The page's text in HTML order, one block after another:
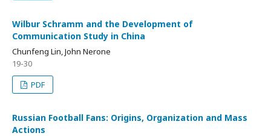
Wilbur Schramm and the Development of
Communication Study in China
Chunfeng Lin, John Nerone
19-30
PDF
Russian Football Fans: Origins, Organization and Mass
Actions